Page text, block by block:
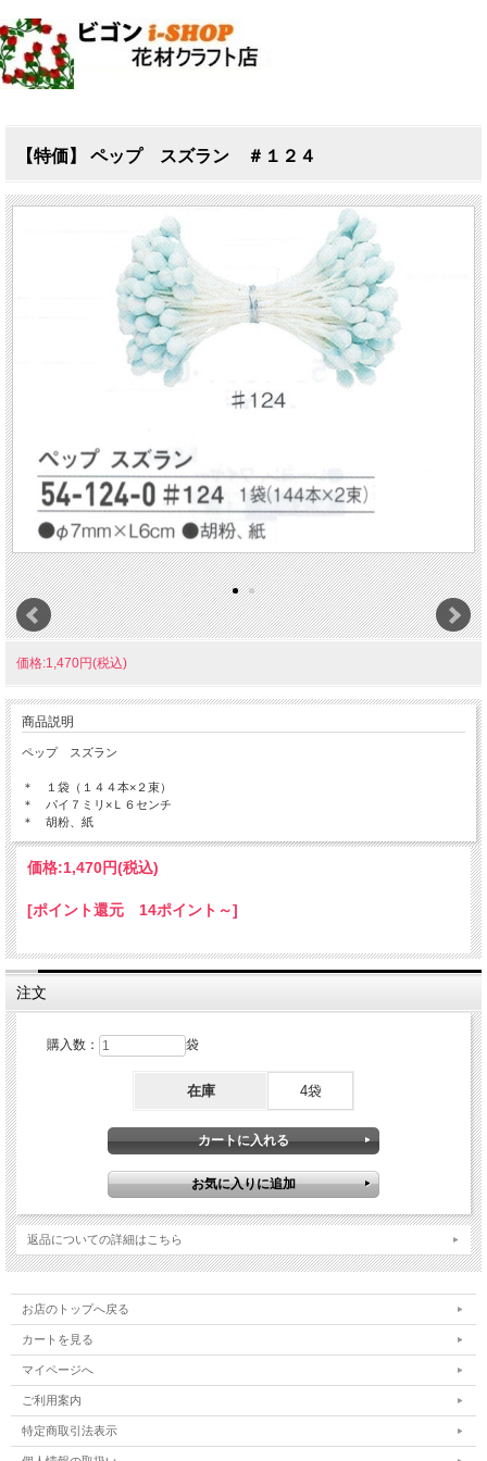
【特価】 ペップ スズラン ＃１２４
価格:1,470円(税込)
商品説明
ペップ スズラン
＊ １袋（１４４本×２束）
＊ パイ７ミリ×Ｌ６センチ
＊ 胡粉、紙
価格:1,470円(税込)
[ポイント還元 14ポイント～]
注文
購入数： 袋
在庫 4袋
返品についての詳細はこちら
お店のトップへ戻る
カートを見る
マイページへ
ご利用案内
特定商取引法表示